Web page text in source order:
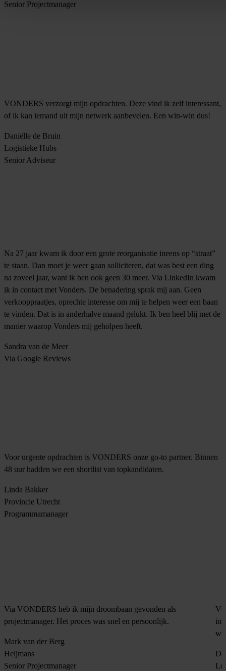
Senior Projectmanager
VONDERS verzorgt mijn opdrachten. Deze vind ik zelf interessant,
of ik kan iemand uit mijn netwerk aanbevelen. Een win-win dus!
Daniëlle de Bruin
Logistieke Hubs
Senior Adviseur
Na 27 jaar kwam ik door een grote reorganisatie ineens op “straat”
te staan. Dan moet je weer gaan solliciteren, dat was best een ding
na zoveel jaar, want ik ben ook geen 30 meer. Via LinkedIn kwam
ik in contact met Vonders. De benadering sprak mij aan. Geen
verkooppraatjes, oprechte interesse om mij te helpen weer een baan
te vinden. Dat is in anderhalve maand gelukt. Ik ben heel blij met de
manier waarop Vonders mij geholpen heeft.
Sandra van de Meer
Via Google Reviews
Voor urgente opdrachten is VONDERS onze go-to partner. Binnen
48 uur hadden we een shortlist van topkandidaten.
Linda Bakker
Provincie Utrecht
Programmamanager
Via VONDERS heb ik mijn droombaan gevonden als
projectmanager. Het proces was snel en persoonlijk.
Mark van der Berg
Heijmans
Senior Projectmanager